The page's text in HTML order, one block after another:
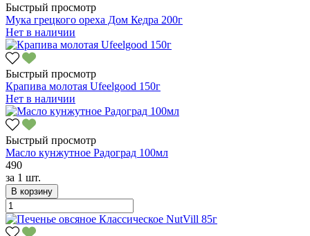
Быстрый просмотр
Мука грецкого ореха Дом Кедра 200г
Нет в наличии
Быстрый просмотр
Крапива молотая Ufeelgood 150г
Нет в наличии
Быстрый просмотр
Масло кунжутное Радоград 100мл
490
за 1 шт.
В корзину